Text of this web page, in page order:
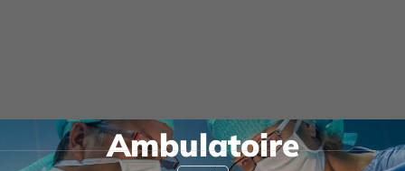
Ambulatoire